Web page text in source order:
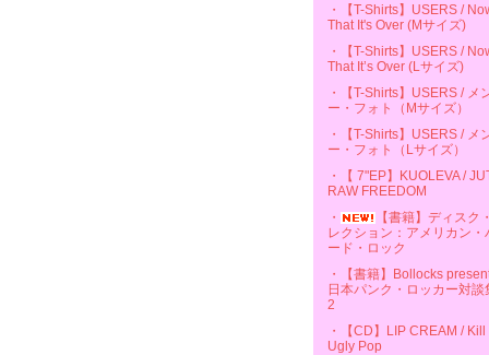
・【T-Shirts】USERS /
That It's Over (Mサイズ)
・【T-Shirts】USERS /
That It’s Over (Lサイズ)
・【T-Shirts】USERS / メ
ー・フォト（Mサイズ）
・【T-Shirts】USERS / メ
ー・フォト（Lサイズ）
・【 7"EP】KUOLEVA /
RAW FREEDOM
・
【書籍】ディスク
レクション：アメリカン・
ード・ロック
・【書籍】Bollocks
日本パンク・ロッカー対談
2
・【CD】LIP CREAM / Kill
Ugly Pop